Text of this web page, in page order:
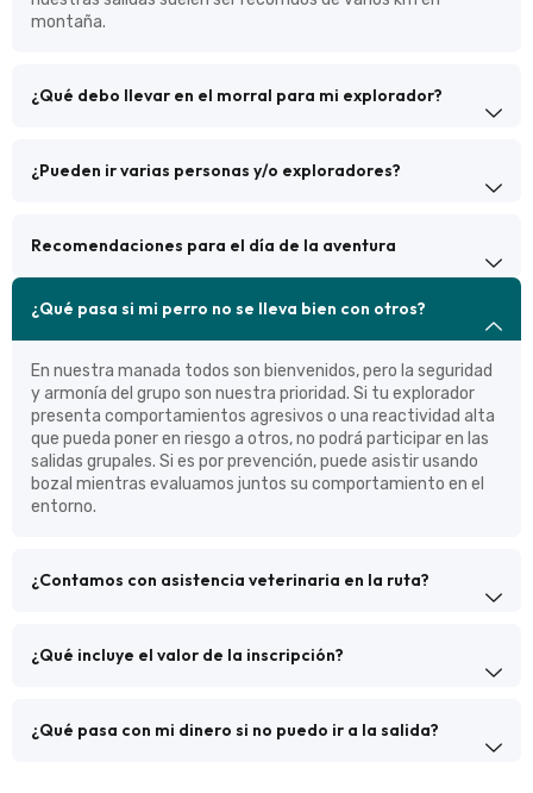
montaña.
¿Qué debo llevar en el morral para mi explorador?
¿Pueden ir varias personas y/o exploradores?
Recomendaciones para el día de la aventura
¿Qué pasa si mi perro no se lleva bien con otros?
En nuestra manada todos son bienvenidos, pero la seguridad
y armonía del grupo son nuestra prioridad. Si tu explorador
presenta comportamientos agresivos o una reactividad alta
que pueda poner en riesgo a otros, no podrá participar en las
salidas grupales. Si es por prevención, puede asistir usando
bozal mientras evaluamos juntos su comportamiento en el
entorno.
¿Contamos con asistencia veterinaria en la ruta?
¿Qué incluye el valor de la inscripción?
¿Qué pasa con mi dinero si no puedo ir a la salida?